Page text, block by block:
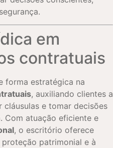
em
contratuais
forma estratégica na
, auxiliando clientes a
e tomar decisões
Com atuação eficiente e
, o escritório oferece
patrimonial e à